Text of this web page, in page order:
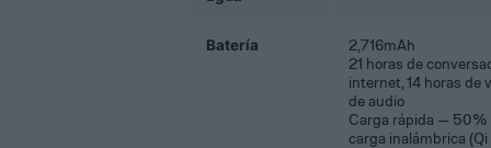
Batería
2,716mAh
21 horas de
internet, 14 horas de
de audio
Carga rápida — 50%
carga inalámbrica